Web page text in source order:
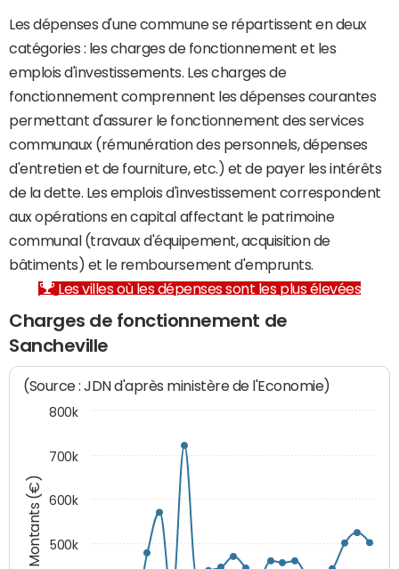
Les dépenses d'une commune se répartissent en deux
catégories : les charges de fonctionnement et les
emplois d'investissements. Les charges de
fonctionnement comprennent les dépenses courantes
permettant d'assurer le fonctionnement des services
communaux (rémunération des personnels, dépenses
d'entretien et de fourniture, etc.) et de payer les intérêts
de la dette. Les emplois d'investissement correspondent
aux opérations en capital affectant le patrimoine
communal (travaux d'équipement, acquisition de
bâtiments) et le remboursement d'emprunts.
Les villes où les dépenses sont les plus élevées
Charges de fonctionnement de
Sancheville
Montants (€)
(Source : JDN d'après ministère de l'Economie)
500k
600k
700k
800k